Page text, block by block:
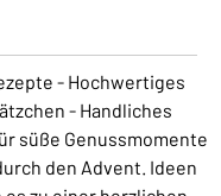
- Hochwertiges
- Handliches
süße Genussmomente
den Advent. Ideen